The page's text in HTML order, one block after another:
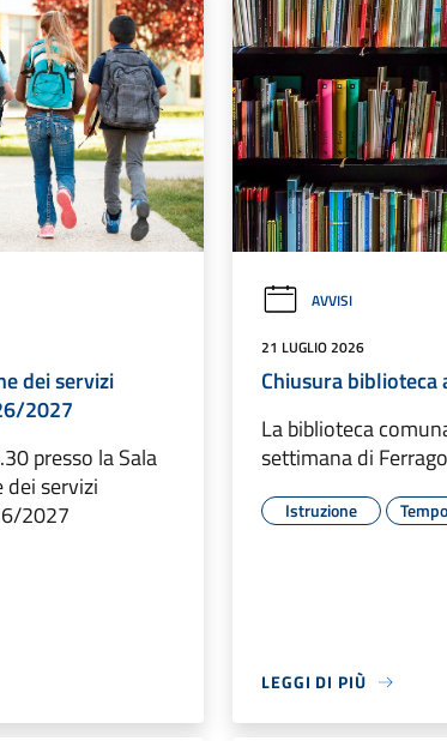
dei servizi
2027
presso la Sala
dei servizi
2027
AVVISI
21 LUGLIO 2026
Chiusura biblioteca
La biblioteca
settimana di
Istruzione
LEGGI DI PIÙ